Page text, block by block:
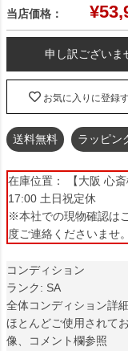
当店価格： ¥
申し訳ございま
お気に入りに登録
送料無料 ラッピン
在庫位置： 【大阪 心
17:00 土日祝定休
※本社での現物確認は
度ご連絡くださいませ。
コンディション
ランク: SA
全体コンディション詳細
ほとんどご使用されて
像、コメント欄参照